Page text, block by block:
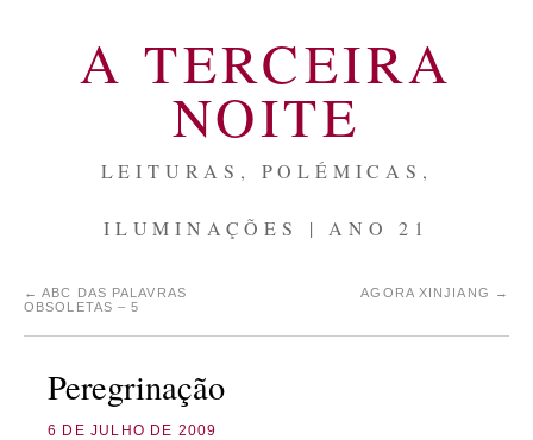
A TERCEIRA
NOITE
LEITURAS, POLÉMICAS,
ILUMINAÇÕES | ANO 21
← ABC DAS PALAVRAS
OBSOLETAS – 5
AGORA XINJIANG →
Peregrinação
6 DE JULHO DE 2009